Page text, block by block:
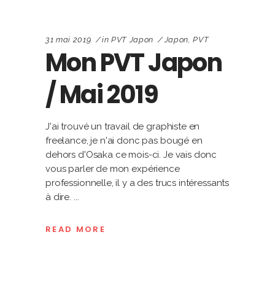
31 mai 2019 in PVT Japon Japon,PVT
Mon PVT Japon
/ Mai 2019
J'ai trouvé un travail de graphiste en
freelance, je n'ai donc pas bougé en
dehors d'Osaka ce mois-ci. Je vais donc
vous parler de mon expérience
professionnelle, il y a des trucs intéressants
à dire.
READ MORE